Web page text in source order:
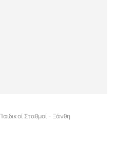
Σταθμοί - Ξάνθη